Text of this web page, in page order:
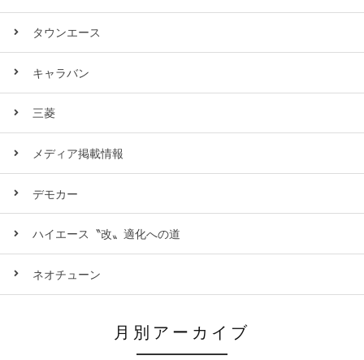
タウンエース
キャラバン
三菱
メディア掲載情報
デモカー
ハイエース〝改〟適化への道
ネオチューン
月別アーカイブ